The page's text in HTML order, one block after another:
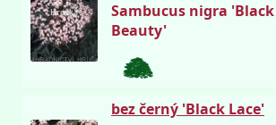
Hruška
Sambucus nigra 'Black
Beauty'
bez černý 'Black Lace'